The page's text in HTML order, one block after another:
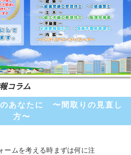
コラム
あなたに 〜間取りの見直し
方〜
ームを考える時まずは何に注